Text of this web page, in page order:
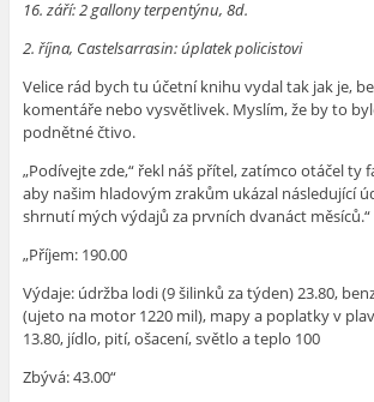
16. září: 2 gallony terpentýnu, 8d.
2. října, Castelsarrasin: úplatek policistovi
Velice rád bych tu účetní knihu vydal tak jak je,
komentáře nebo vysvětlivek. Myslím, že by to
podnětné čtivo.
„Podívejte zde,“ řekl náš přítel, zatímco otáčel ty
aby našim hladovým zrakům ukázal následující
shrnutí mých výdajů za prvních dvanáct měsíců.“
„Příjem: 190.00
Výdaje: údržba lodi (9 šilinků za týden) 23.80,
(ujeto na motor 1220 mil), mapy a poplatky v
13.80, jídlo, pití, ošacení, světlo a teplo 100
Zbývá: 43.00“